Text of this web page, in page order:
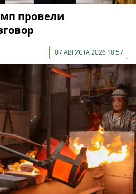
провели
07 АВГУСТА 2026 18:57